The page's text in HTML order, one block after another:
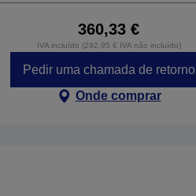
360,33 €
IVA incluído (292,95 € IVA não incluído)
Pedir uma chamada de retorno
Onde comprar